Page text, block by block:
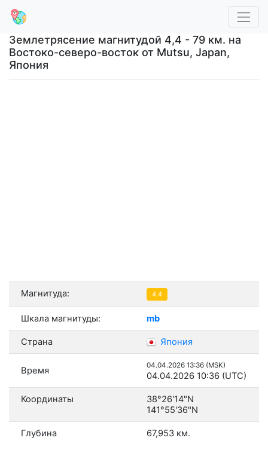
Землетрясение магнитудой 4,4 - 79 км. на
Востоко-северо-восток от Mutsu, Japan,
Япония
Магнитуда: 4.4
Шкала магнитуды: mb
Страна Япония
Время 04.04.2026 13:36 (MSK)
04.04.2026 10:36 (UTC)
Координаты
38°26'14"N
141°55'36"N
Глубина 67,953 км.